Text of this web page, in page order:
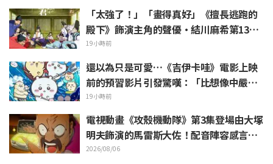
「太強了！」「畫得真好」《擅長逃跑的
殿下》飾演主角的聲優·結川麻希第13集
ED插畫獲高度讚賞
19小時前
還以為只是可愛…《吉伊卡哇》電影上映
前的預習影片引發驚嘆：「比想像中嚴
苛」「講的簡直全都是勞動的事」反差感
驚呆網友
19小時前
電視動畫《攻殼機動隊》第3集登場由大塚
明夫飾演的馬雷斯大佐！配音陣容感言＆
結尾插畫公開
2026/08/06